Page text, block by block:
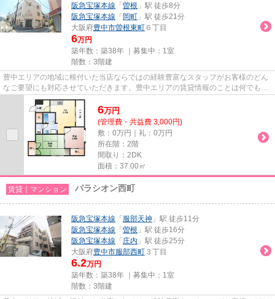
阪急宝塚本線 「 曽根 」駅 徒歩8分
阪急宝塚本線 「 岡町 」駅 徒歩21分
大阪府豊中市曽根東町 ６丁目
6万円
築年数：築38年 ｜募集中： 1室
階数：3階建
豊中エリアの地域に根付いた当店ならではの経験豊富なスタッフがお客様のどん
なご要望にも対応させていただきます。豊中エリアの賃貸情報のことは何でもお
気軽にご相談ください。一生...
6万円
(管理費・共益費 3,000円)
敷：0万円｜礼：0万円
所在階：2階
間取り：2DK
面積：37.00㎡
賃貸｜マンション パラシオン西町
阪急宝塚本線 「 服部天神 」駅 徒歩11分
阪急宝塚本線 「 曽根 」駅 徒歩16分
阪急宝塚本線 「 庄内 」駅 徒歩25分
大阪府豊中市服部西町 ３丁目
6.2万円
築年数：築38年 ｜募集中： 1室
階数：3階建